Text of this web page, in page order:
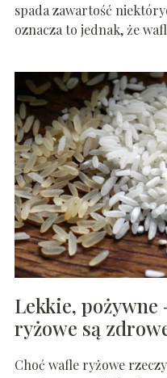
spada zawartość
oznacza to jednak, że
Lekkie, pożywne
ryżowe są
Choć wafle ryżowe